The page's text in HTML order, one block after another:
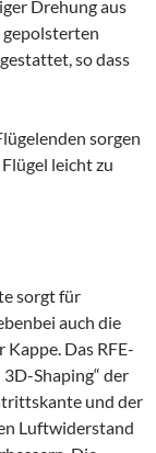
Drehung aus
gepolsterten
so dass
sorgen
leicht zu
sorgt für
auch die
Das RFE-
Shaping“ der
und der
Luftwiderstand